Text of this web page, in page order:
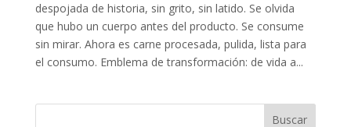
despojada de historia, sin grito, sin latido. Se olvida
que hubo un cuerpo antes del producto. Se consume
sin mirar. Ahora es carne procesada, pulida, lista para
el consumo. Emblema de transformación: de vida a...